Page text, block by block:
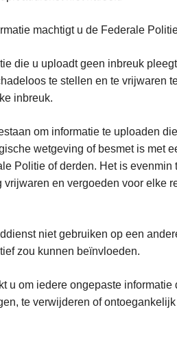
machtigt u de Federale
die u uploadt geen inbreuk
te stellen en te vrijwaren
inbreuk.
om informatie te uploaden
wetgeving of besmet is met
Politie of derden. Het is
en vergoeden voor elke
niet gebruiken op een
zou kunnen beïnvloeden.
u om iedere ongepaste
te verwijderen of ontoegankelijk